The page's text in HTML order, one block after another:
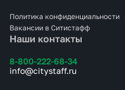
Наши контакты
8-800-222-68-34
info@citystaff.ru
Политика конфиденциальности
Вакансии в Ситистафф